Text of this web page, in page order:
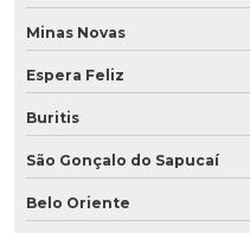
Minas Novas
Espera Feliz
Buritis
São Gonçalo do Sapucaí
Belo Oriente